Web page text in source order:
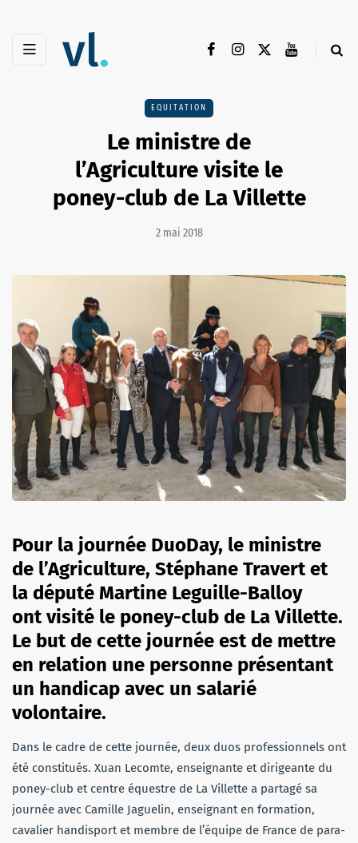
EQUITATION
Le ministre de
l’Agriculture visite le
poney-club de La Villette
2 mai 2018
Pour la journée DuoDay, le ministre
de l’Agriculture, Stéphane Travert et
la député Martine Leguille-Balloy
ont visité le poney-club de La Villette.
Le but de cette journée est de mettre
en relation une personne présentant
un handicap avec un salarié
volontaire.
Dans le cadre de cette journée, deux duos professionnels ont
été constitués. Xuan Lecomte, enseignante et dirigeante du
poney-club et centre équestre de La Villette a partagé sa
journée avec Camille Jaguelin, enseignant en formation,
cavalier handisport et membre de l’équipe de France de para-